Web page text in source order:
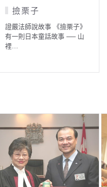
撿栗子
證嚴法師說故事 《撿栗子》
有一則日本童話故事 ── 山
裡…